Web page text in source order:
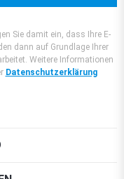
Sie damit ein, dass Ihre E-
dann auf Grundlage Ihrer
Weitere Informationen
Datenschutzerklärung